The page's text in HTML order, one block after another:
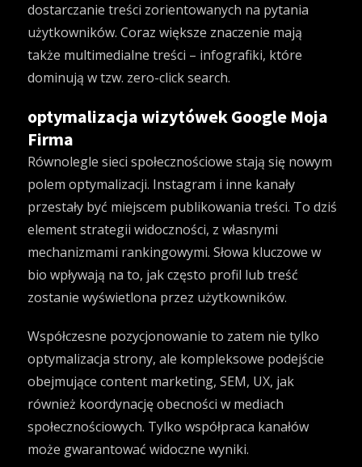
dostarczanie treści zorientowanych na pytania
użytkowników. Coraz większe znaczenie mają
także multimedialne treści – infografiki, które
dominują w tzw. zero-click search.
optymalizacja wizytówek Google Moja
Firma
Równolegle sieci społecznościowe stają się nowym
polem optymalizacji. Instagram i inne kanały
przestały być miejscem publikowania treści. To dziś
element strategii widoczności, z własnymi
mechanizmami rankingowymi. Słowa kluczowe w
bio wpływają na to, jak często profil lub treść
zostanie wyświetlona przez użytkowników.
Współczesne pozycjonowanie to zatem nie tylko
optymalizacja strony, ale kompleksowe podejście
obejmujące content marketing, SEM, UX, jak
również koordynację obecności w mediach
społecznościowych. Tylko współpraca kanałów
może gwarantować widoczne wyniki.